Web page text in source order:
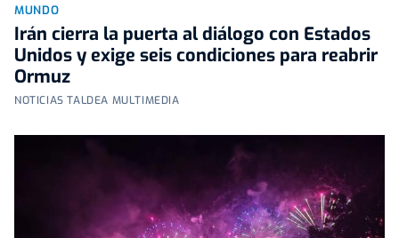
MUNDO
Irán cierra la puerta al diálogo con Estados
Unidos y exige seis condiciones para reabrir
Ormuz
NOTICIAS TALDEA MULTIMEDIA